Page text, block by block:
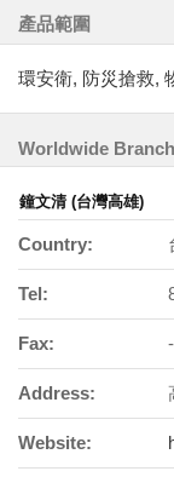
產品範圍
環安衛, 防災搶救,
Worldwide
鐘文清 (台灣高雄)
Country:
Tel:
Fax:
Address:
Website: